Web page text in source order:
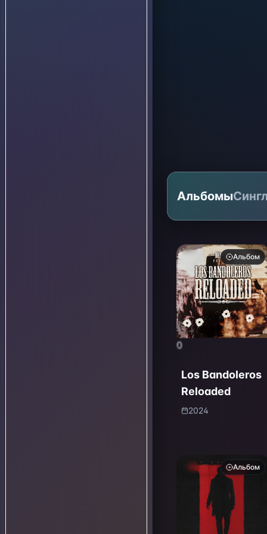
Альбомы
Альбом
0
Los Bandoleros
Reloaded
2024
Альбом